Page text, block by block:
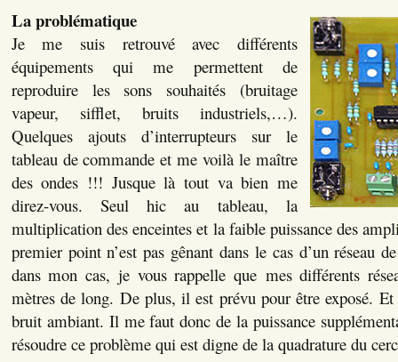
La problématique
Je me suis retrouvé avec différents
équipements qui me permettent de
reproduire les sons souhaités (bruitage
vapeur, sifflet, bruits industriels,…).
Quelques ajouts d’interrupteurs sur le
tableau de commande et me voilà le maître
des ondes !!! Jusque là tout va bien me
direz-vous. Seul hic au tableau, la
multiplication des enceintes et la faible puissance des
premier point n’est pas gênant dans le cas d’un réseau
dans mon cas, je vous rappelle que mes différents
mètres de long. De plus, il est prévu pour être exposé.
bruit ambiant. Il me faut donc de la puissance
résoudre ce problème qui est digne de la quadrature du